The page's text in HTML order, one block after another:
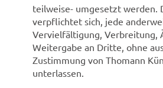
teilweise- umgesetzt werden.
verpflichtet sich, jede
Vervielfältigung, Verbreitung,
Weitergabe an Dritte, ohne
Zustimmung von Thomann
unterlassen.